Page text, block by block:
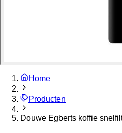
Home
Producten
Douwe Egberts koffie